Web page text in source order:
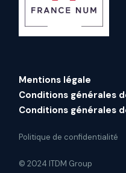
Mentions légale
Conditions générales
Conditions générales
Politique de confidentialité
© 2024 ITDM Group